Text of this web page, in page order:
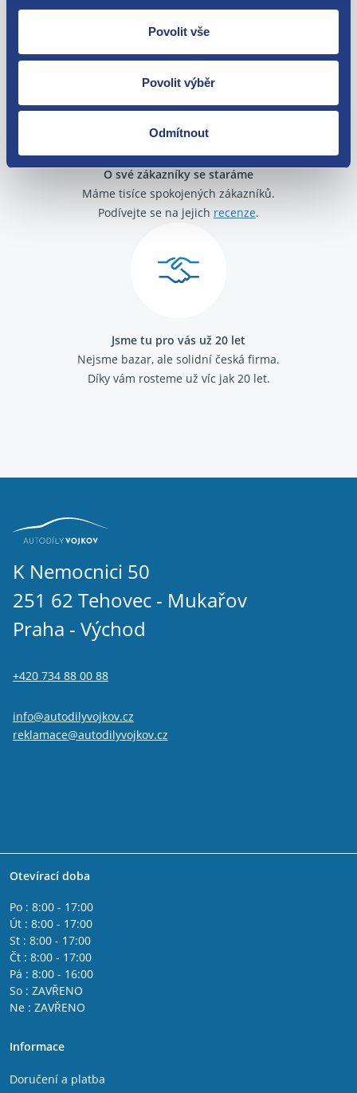
Povolit vše
Povolit výběr
Odmítnout
Nejste spokojeni? Vyřešíme to!
Zboží můžete vrátit do 60 dnů od
O své zákazníky se staráme
Máme tisíce spokojených zákazníků.
Podívejte se na jejich recenze.
Jsme tu pro vás už 20 let
Nejsme bazar, ale solidní česká firma.
Díky vám rosteme už víc jak 20 let.
K Nemocnici 50
251 62 Tehovec - Mukařov
Praha - Východ
+420 734 88 00 88
info@autodilyvojkov.cz
reklamace@autodilyvojkov.cz
Otevírací doba
Po : 8:00 - 17:00
Út : 8:00 - 17:00
St : 8:00 - 17:00
Čt : 8:00 - 17:00
Pá : 8:00 - 16:00
So : ZAVŘENO
Ne : ZAVŘENO
Informace
Doručení a platba